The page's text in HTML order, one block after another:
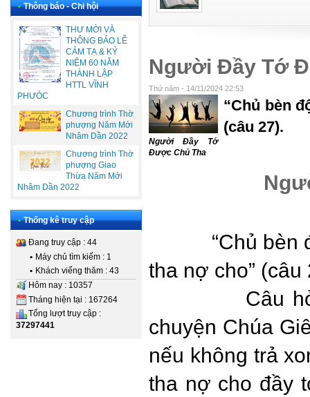
• Thông báo - Chi hội
THƯ MỜI VÀ
THÔNG BÁO LỄ
CẢM TẠ & KỶ
NIỆM 60 NĂM
THÀNH LẬP
HTTL VĨNH
PHƯÓC
Chương trình Thờ
phượng Năm Mới
Nhâm Dần 2022
Chương trình Thờ
phượng Giao
Thừa Năm Mới
Nhâm Dần 2022
• Thống kê truy cập
Đang truy cập : 44
• Máy chủ tìm kiếm : 1
• Khách viếng thăm : 43
Hôm nay : 10357
Tháng hiện tại : 167264
Tổng lượt truy cập :
37297441
Người Đầy Tớ
Thứ năm - 14/11/2024 22:53
Người Đầy Tớ
Được Chủ Tha
“Chủ bèn
(câu 27).
“Chủ
tha nợ cho” (câu
Câu
chuyện Chúa
nếu không trả
tha nợ cho đầy